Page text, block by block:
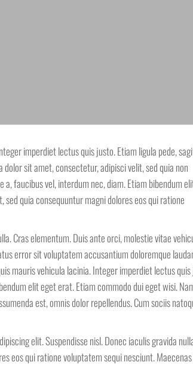
imperdiet lectus quis justo. Etiam ligula pede,
sit amet, consectetur, adipisci velit, sed quia non
faucibus vel, interdum nec, diam. Etiam bibendum
quia consequuntur magni dolores eos qui ratione
Cras elementum. Duis ante orci, molestie vitae
error sit voluptatem accusantium doloremque
mauris vehicula lacinia. Integer imperdiet lectus
elit eget erat. Etiam commodo dui eget wisi.
est, omnis dolor repellendus. Cum sociis
elit. Suspendisse nisl. Donec iaculis gravida
eos qui ratione voluptatem sequi nesciunt.